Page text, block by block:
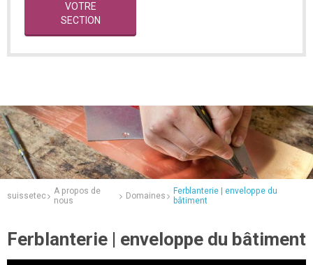
VOTRE
SECTION
suissetec
A propos de
nous
Domaines
Ferblanterie | enveloppe du
bâtiment
Ferblanterie | enveloppe du bâtiment